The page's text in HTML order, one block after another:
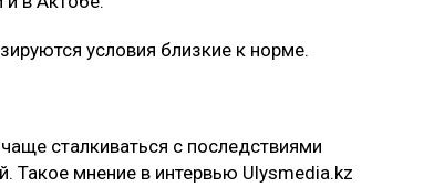
условия близкие к норме.
сталкиваться с последствиями
Такое мнение в интервью Ulysmedia.kz